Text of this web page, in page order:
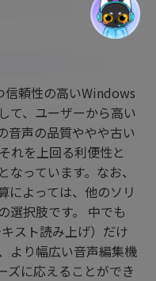
頼性の高いWindows
て、ユーザーから高い
音声の品質ややや古い
れを上回る利便性と
っています。なお、
によっては、他のソリ
選択肢です。 中でも
スト読み上げ）だけ
より幅広い音声編集機
ズに応えることができ